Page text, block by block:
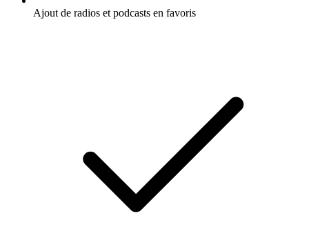
Ajout de radios et podcasts en favoris